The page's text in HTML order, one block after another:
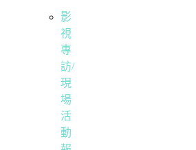
影
視
專
訪/
現
場
活
動